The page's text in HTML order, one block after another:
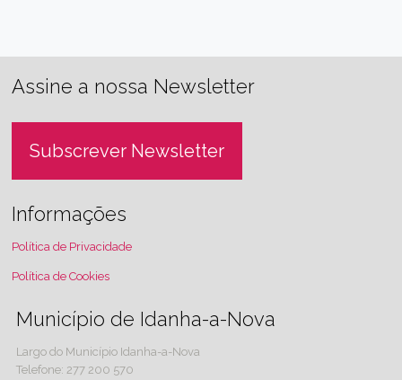
Assine a nossa Newsletter
Subscrever Newsletter
Informações
Política de Privacidade
Política de Cookies
Município de Idanha-a-Nova
Largo do Município Idanha-a-Nova
Telefone: 277 200 570